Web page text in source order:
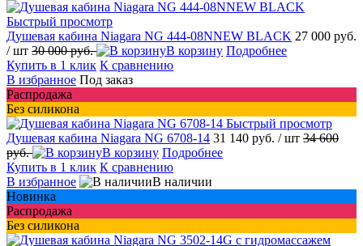
Быстрый просмотр
Душевая кабина Niagara NG 444-08NNEW BLACK 27 000 руб.
/ шт 30 000 руб. В корзину Подробнее
Купить в 1 клик К сравнению
В избранное Под заказ
Распродажа
Без силикона
Быстрый просмотр
Душевая кабина Niagara NG 6708-14 31 140 руб. / шт 34 600
руб.
В корзину Подробнее
Купить в 1 клик К сравнению
В избранное
В наличии
Новинка
Распродажа
Без силикона